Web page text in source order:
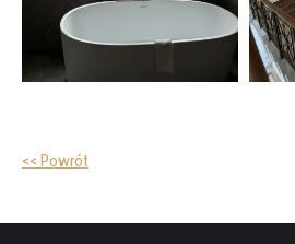
<< Powrót